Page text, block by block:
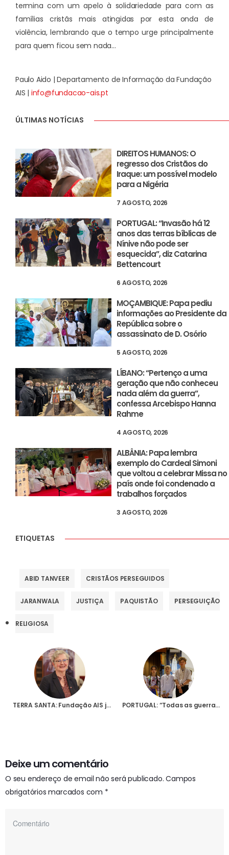
termina com um apelo à solidariedade para com as
famílias cristãs mais atingidas por esta onda de
violência, lembrando que o tempo urge principalmente
para quem ficou sem nada…
Paulo Aido | Departamento de Informação da Fundação
AIS | info@fundacao-ais.pt
ÚLTIMAS NOTÍCIAS
DIREITOS HUMANOS: O
regresso dos Cristãos do
Iraque: um possível modelo
para a Nigéria
7 AGOSTO, 2026
PORTUGAL: “Invasão há 12
anos das terras bíblicas de
Nínive não pode ser
esquecida”, diz Catarina
Bettencourt
6 AGOSTO, 2026
MOÇAMBIQUE: Papa pediu
informações ao Presidente da
República sobre o
assassinato de D. Osório
5 AGOSTO, 2026
LÍBANO: “Pertenço a uma
geração que não conheceu
nada além da guerra”,
confessa Arcebispo Hanna
Rahme
4 AGOSTO, 2026
ALBÂNIA: Papa lembra
exemplo do Cardeal Simoni
que voltou a celebrar Missa no
país onde foi condenado a
trabalhos forçados
3 AGOSTO, 2026
ETIQUETAS
ABID TANVEER CRISTÃOS PERSEGUIDOS
JARANWALA JUSTIÇA PAQUISTÃO PERSEGUIÇÃO
RELIGIOSA
TERRA SANTA: Fundação AIS junta-se ao Papa Francisco num apelo às orações de todos pela paz PORTUGAL: “Todas as guerras vão estar no centro da oração do Terço com as crianças”, diz directora da Fundação AIS
Deixe um comentário
O seu endereço de email não será publicado. Campos
obrigatórios marcados com *